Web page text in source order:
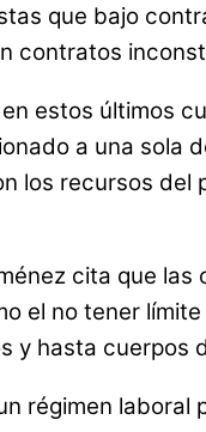
que bajo
contratos
estos últimos
a una sola
los recursos
cita que
el no tener
y hasta cuerpos
régimen